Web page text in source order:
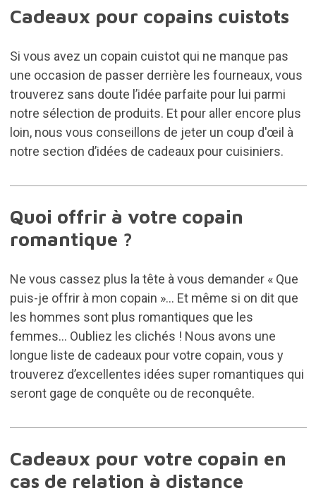
Cadeaux pour copains cuistots
Si vous avez un copain cuistot qui ne manque pas
une occasion de passer derrière les fourneaux, vous
trouverez sans doute l’idée parfaite pour lui parmi
notre sélection de produits. Et pour aller encore plus
loin, nous vous conseillons de jeter un coup d'œil à
notre section d’idées de cadeaux pour cuisiniers.
Quoi offrir à votre copain
romantique ?
Ne vous cassez plus la tête à vous demander « Que
puis-je offrir à mon copain »... Et même si on dit que
les hommes sont plus romantiques que les
femmes... Oubliez les clichés ! Nous avons une
longue liste de cadeaux pour votre copain, vous y
trouverez d’excellentes idées super romantiques qui
seront gage de conquête ou de reconquête.
Cadeaux pour votre copain en
cas de relation à distance